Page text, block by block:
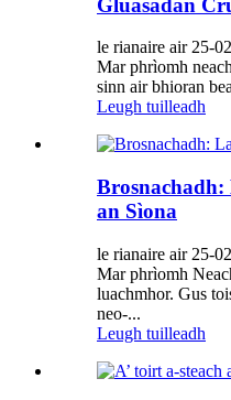
Gluasadan
le rianaire air 25-
Mar phrìomh
sinn air bhioran
Leugh tuilleadh
Brosnachadh:
an Sìona
le rianaire air 25-
Mar phrìomh
luachmhor. Gus
neo-...
Leugh tuilleadh